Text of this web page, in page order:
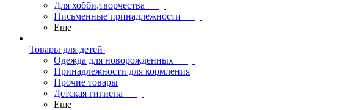
Для хобби,творчества
Письменные принадлежности
Еще
Товары для детей
Одежда для новорожденных
Принадлежности для кормления
Прочие товары
Детская гигиена
Еще